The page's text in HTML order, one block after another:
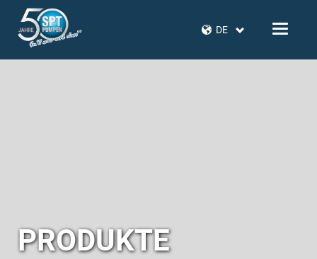
DE
PRODUKTE